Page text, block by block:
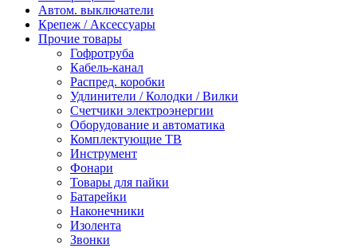
Автом. выключатели
Крепеж / Аксессуары
Прочие товары
Гофротруба
Кабель-канал
Распред. коробки
Удлинители / Колодки / Вилки
Счетчики электроэнергии
Оборудование и автоматика
Комплектующие ТВ
Инструмент
Фонари
Товары для пайки
Батарейки
Наконечники
Изолента
Звонки